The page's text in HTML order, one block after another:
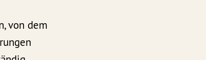
von dem